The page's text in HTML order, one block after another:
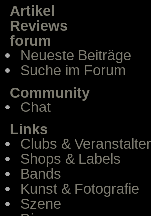
Artikel
Reviews
forum
Neueste Beiträge
Suche im Forum
Community
Chat
Links
Clubs & Veranstalter
Shops & Labels
Bands
Kunst & Fotografie
Szene